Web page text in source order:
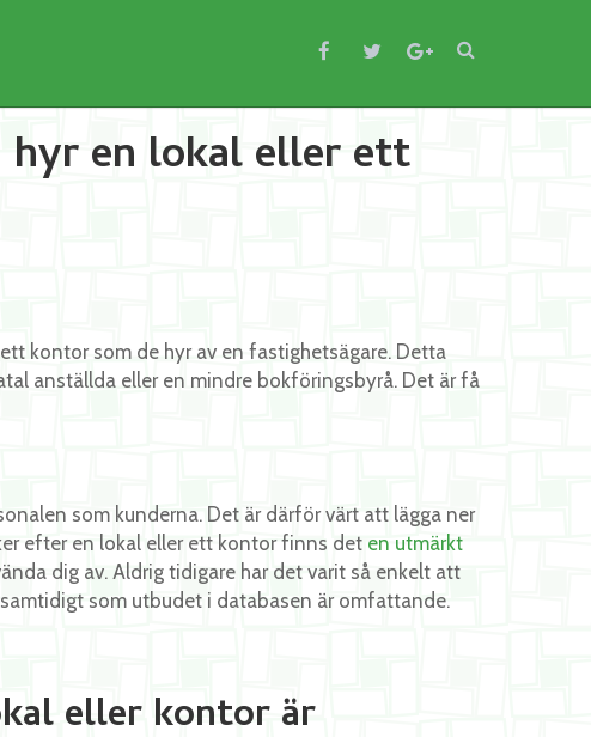
hyr en lokal eller ett
kontor som de hyr av en fastighetsägare. Detta
anställda eller en mindre bokföringsbyrå. Det är få
som kunderna. Det är därför värt att lägga ner
efter en lokal eller ett kontor finns det en utmärkt
dig av. Aldrig tidigare har det varit så enkelt att
som utbudet i databasen är omfattande.
eller kontor är